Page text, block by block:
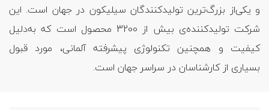
و یکی‌از بزرگ‌ترین تولیدکنندگان سیلیکون در جهان است. این
شرکت تولیدکننده‌ی بیش از 3200 محصول است که به‌دلیل
کیفیت و همچنین تکنولوژی پیشرفته آلمانی، مورد قبول
بسیاری از کارشناسان در سراسر جهان است.